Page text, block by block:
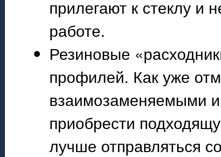
прилегают к стеклу и
работе.
Резиновые
профилей. Как уже
взаимозаменяемыми
приобрести
лучше отправляться